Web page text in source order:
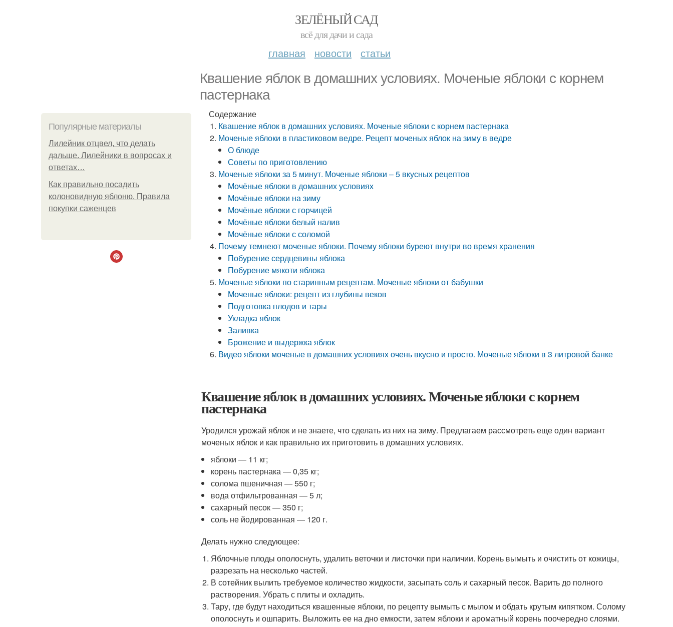
ЗЕЛЁНЫЙ САД
всё для дачи и сада
главная новости статьи
Квашение яблок в домашних условиях. Моченые яблоки с корнем
пастернака
Популярные материалы
Лилейник отцвел, что делать
дальше. Лилейники в вопросах и
ответах…
Как правильно посадить
колоновидную яблоню. Правила
покупки саженцев
Содержание
Квашение яблок в домашних условиях. Моченые яблоки с корнем пастернака
Моченые яблоки в пластиковом ведре. Рецепт моченых яблок на зиму в ведре
О блюде
Советы по приготовлению
Моченые яблоки за 5 минут. Моченые яблоки – 5 вкусных рецептов
Мочёные яблоки в домашних условиях
Мочёные яблоки на зиму
Мочёные яблоки с горчицей
Мочёные яблоки белый налив
Мочёные яблоки с соломой
Почему темнеют моченые яблоки. Почему яблоки буреют внутри во время хранения
Побурение сердцевины яблока
Побурение мякоти яблока
Моченые яблоки по старинным рецептам. Моченые яблоки от бабушки
Моченые яблоки: рецепт из глубины веков
Подготовка плодов и тары
Укладка яблок
Заливка
Брожение и выдержка яблок
Видео яблоки моченые в домашних условиях очень вкусно и просто. Моченые яблоки в 3 литровой банке
Квашение яблок в домашних условиях. Моченые яблоки с корнем
пастернака
Уродился урожай яблок и не знаете, что сделать из них на зиму. Предлагаем рассмотреть еще один вариант
моченых яблок и как правильно их приготовить в домашних условиях.
яблоки — 11 кг;
корень пастернака — 0,35 кг;
солома пшеничная — 550 г;
вода отфильтрованная — 5 л;
сахарный песок — 350 г;
соль не йодированная — 120 г.
Делать нужно следующее:
Яблочные плоды ополоснуть, удалить веточки и листочки при наличии. Корень вымыть и очистить от кожицы,
разрезать на несколько частей.
В сотейник вылить требуемое количество жидкости, засыпать соль и сахарный песок. Варить до полного
растворения. Убрать с плиты и охладить.
Тару, где будут находиться квашенные яблоки, по рецепту вымыть с мылом и обдать крутым кипятком. Солому
ополоснуть и ошпарить. Выложить ее на дно емкости, затем яблоки и ароматный корень поочередно слоями.